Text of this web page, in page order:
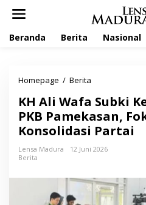
Beranda Berita Nasional
Homepage / Berita
A
l
i
W
a
S
KH Ali Wafa Subki
PKB Pamekasan,
Konsolidasi Partai
Lensa Madura
12 Juni 2026
Berita